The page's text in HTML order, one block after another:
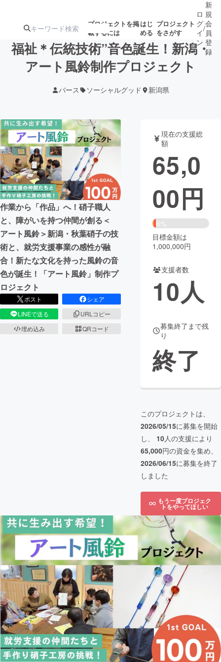
プロジェクトを掲
載するには
はじ
める
プロジェクト
をさがす
ターン
ジェクト
募集終了が近いプ
ロジェクト
アート・写真 音楽
テクノロジー・ガジェット ゲーム・
映像・映画 書籍・雑誌
ビジネス・起業 チャレンジ
まちづくり・地域活性化
CAMPFIRE for Social Good
CAMPFIRE Creation
CAMPFIREふるさと納税
コミュニティ
ロ
グ
イ
ン
/
新
規
会
員
登
録
福祉＊伝統技術”音色誕生！新潟・
アート風鈴制作プロジェクト
バース ソーシャルグッド 新潟県
作業から「作品」へ！硝子職人
と、障がいを持つ仲間が創る＜
アート風鈴＞新潟・秋葉硝子の技
術と、就労支援事業の感性が融
合！新たな文化を持った風鈴の音
色が誕生！「アート風鈴」制作プ
ロジェクト
ポスト
シェア
LINEで送る
URLコピー
埋め込み
QRコード
現在の支援総
額
65,0
00円
6%
目標金額は
1,000,000円
支援者数
10人
募集終了まで残
り
終了
このプロジェクトは、
2026/05/15に募集を開始
し、 10人の支援により
65,000円の資金を集め、
2026/06/15に募集を終了
しました
もう一度プロジェク
トをやってほしい